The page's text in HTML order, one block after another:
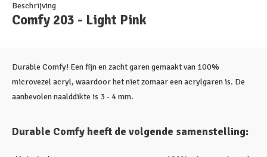
Beschrijving
Comfy 203 - Light Pink
Durable Comfy! Een fijn en zacht garen gemaakt van 100%
microvezel acryl, waardoor het niet zomaar een acrylgaren is. De
aanbevolen naalddikte is 3 - 4 mm.
Durable Comfy heeft de volgende samenstelling: